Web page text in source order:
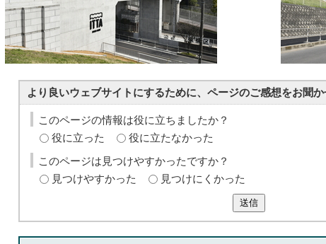
より良いウェブサイトにするために、ページのご感想をお聞か
このページの情報は役に立ちましたか？
役に立った
役に立たなかった
このページは見つけやすかったですか？
見つけやすかった
見つけにくかった
送信